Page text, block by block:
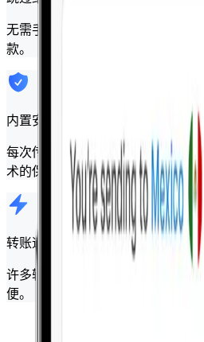
无需手动输入卡号或账单信息，只
款。
内置安全
每次传输都受到 Face ID、
术的保护。
转账速度更快
许多转账在几分钟内即可完成，使
便。